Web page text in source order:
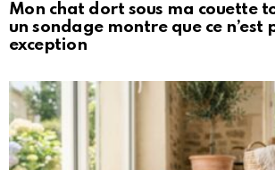
Mon chat dort sous ma couette
un sondage montre que ce n’est
exception